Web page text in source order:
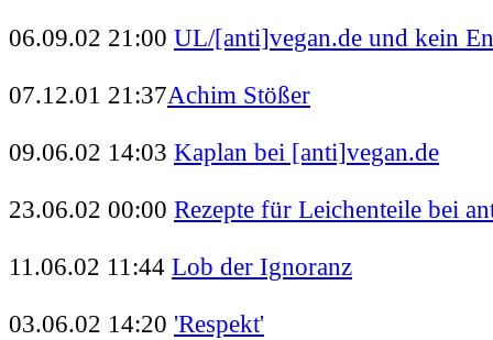
06.09.02 21:00 UL/[anti]vegan.de und kein
07.12.01 21:37Achim Stößer
09.06.02 14:03 Kaplan bei [anti]vegan.de
23.06.02 00:00 Rezepte für Leichenteile bei
11.06.02 11:44 Lob der Ignoranz
03.06.02 14:20 'Respekt'